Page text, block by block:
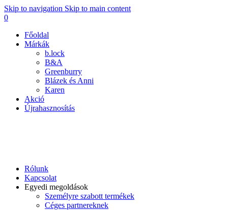
Skip to navigation Skip to main content
0
Főoldal
Márkák
b.lock
B&A
Greenburry
Blázek és Anni
Karen
Akció
Újrahasznosítás
Rólunk
Kapcsolat
Egyedi megoldások
Személyre szabott termékek
Céges partnereknek